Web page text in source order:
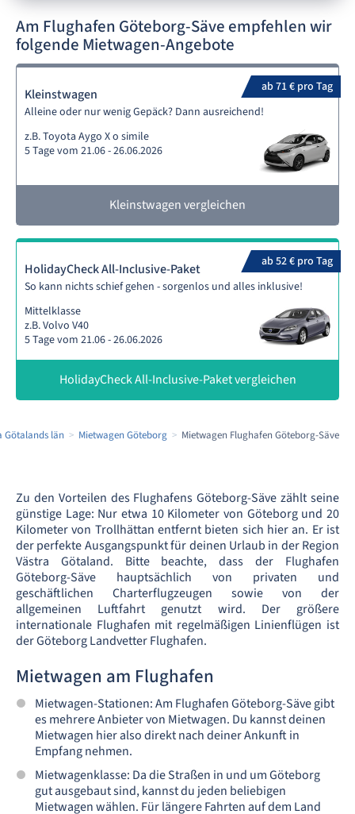
Am Flughafen Göteborg-Säve empfehlen wir
folgende Mietwagen-Angebote
ab 71 € pro Tag
Kleinstwagen
Alleine oder nur wenig Gepäck? Dann ausreichend!
z.B. Toyota Aygo X o simile
5 Tage vom 21.06 - 26.06.2026
Kleinstwagen vergleichen
ab 52 € pro Tag
HolidayCheck All-Inclusive-Paket
So kann nichts schief gehen - sorgenlos und alles inklusive!
Mittelklasse
z.B. Volvo V40
5 Tage vom 21.06 - 26.06.2026
HolidayCheck All-Inclusive-Paket vergleichen
Götalands län Mietwagen Göteborg Mietwagen Flughafen Göteborg-Säve
Zu den Vorteilen des Flughafens Göteborg-Säve zählt seine
günstige Lage: Nur etwa 10 Kilometer von Göteborg und 20
Kilometer von Trollhättan entfernt bieten sich hier an. Er ist
der perfekte Ausgangspunkt für deinen Urlaub in der Region
Västra Götaland. Bitte beachte, dass der Flughafen
Göteborg-Säve hauptsächlich von privaten und
geschäftlichen Charterflugzeugen sowie von der
allgemeinen Luftfahrt genutzt wird. Der größere
internationale Flughafen mit regelmäßigen Linienflügen ist
der Göteborg Landvetter Flughafen.
Mietwagen am Flughafen
Mietwagen-Stationen: Am Flughafen Göteborg-Säve gibt
es mehrere Anbieter von Mietwagen. Du kannst deinen
Mietwagen hier also direkt nach deiner Ankunft in
Empfang nehmen.
Mietwagenklasse: Da die Straßen in und um Göteborg
gut ausgebaut sind, kannst du jeden beliebigen
Mietwagen wählen. Für längere Fahrten auf dem Land